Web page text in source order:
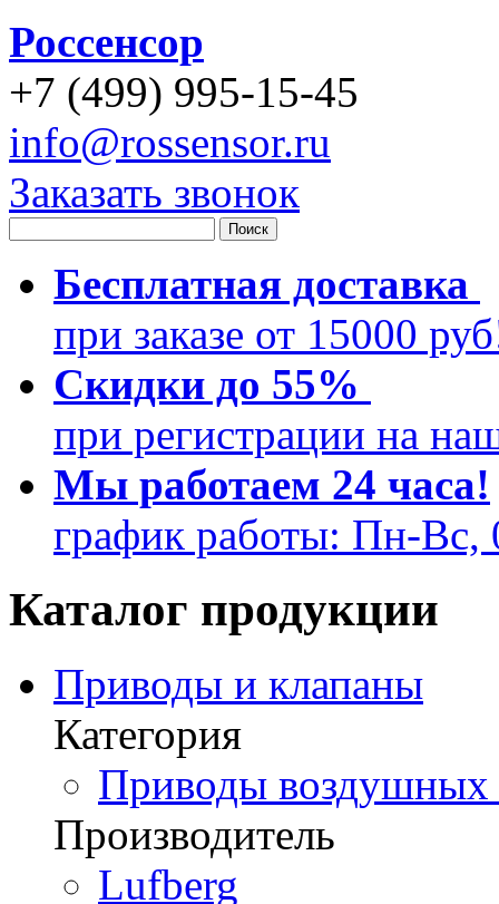
Россенсор
+7 (499) 995-15-45
info@rossensor.ru
Заказать звонок
Бесплатная доставка
при заказе от 15000
Скидки до 55%
при регистрации на
Мы работаем 24 часа!
график работы: Пн-Вс,
Каталог продукции
Приводы и клапаны
Категория
Приводы воздушных
Производитель
Lufberg